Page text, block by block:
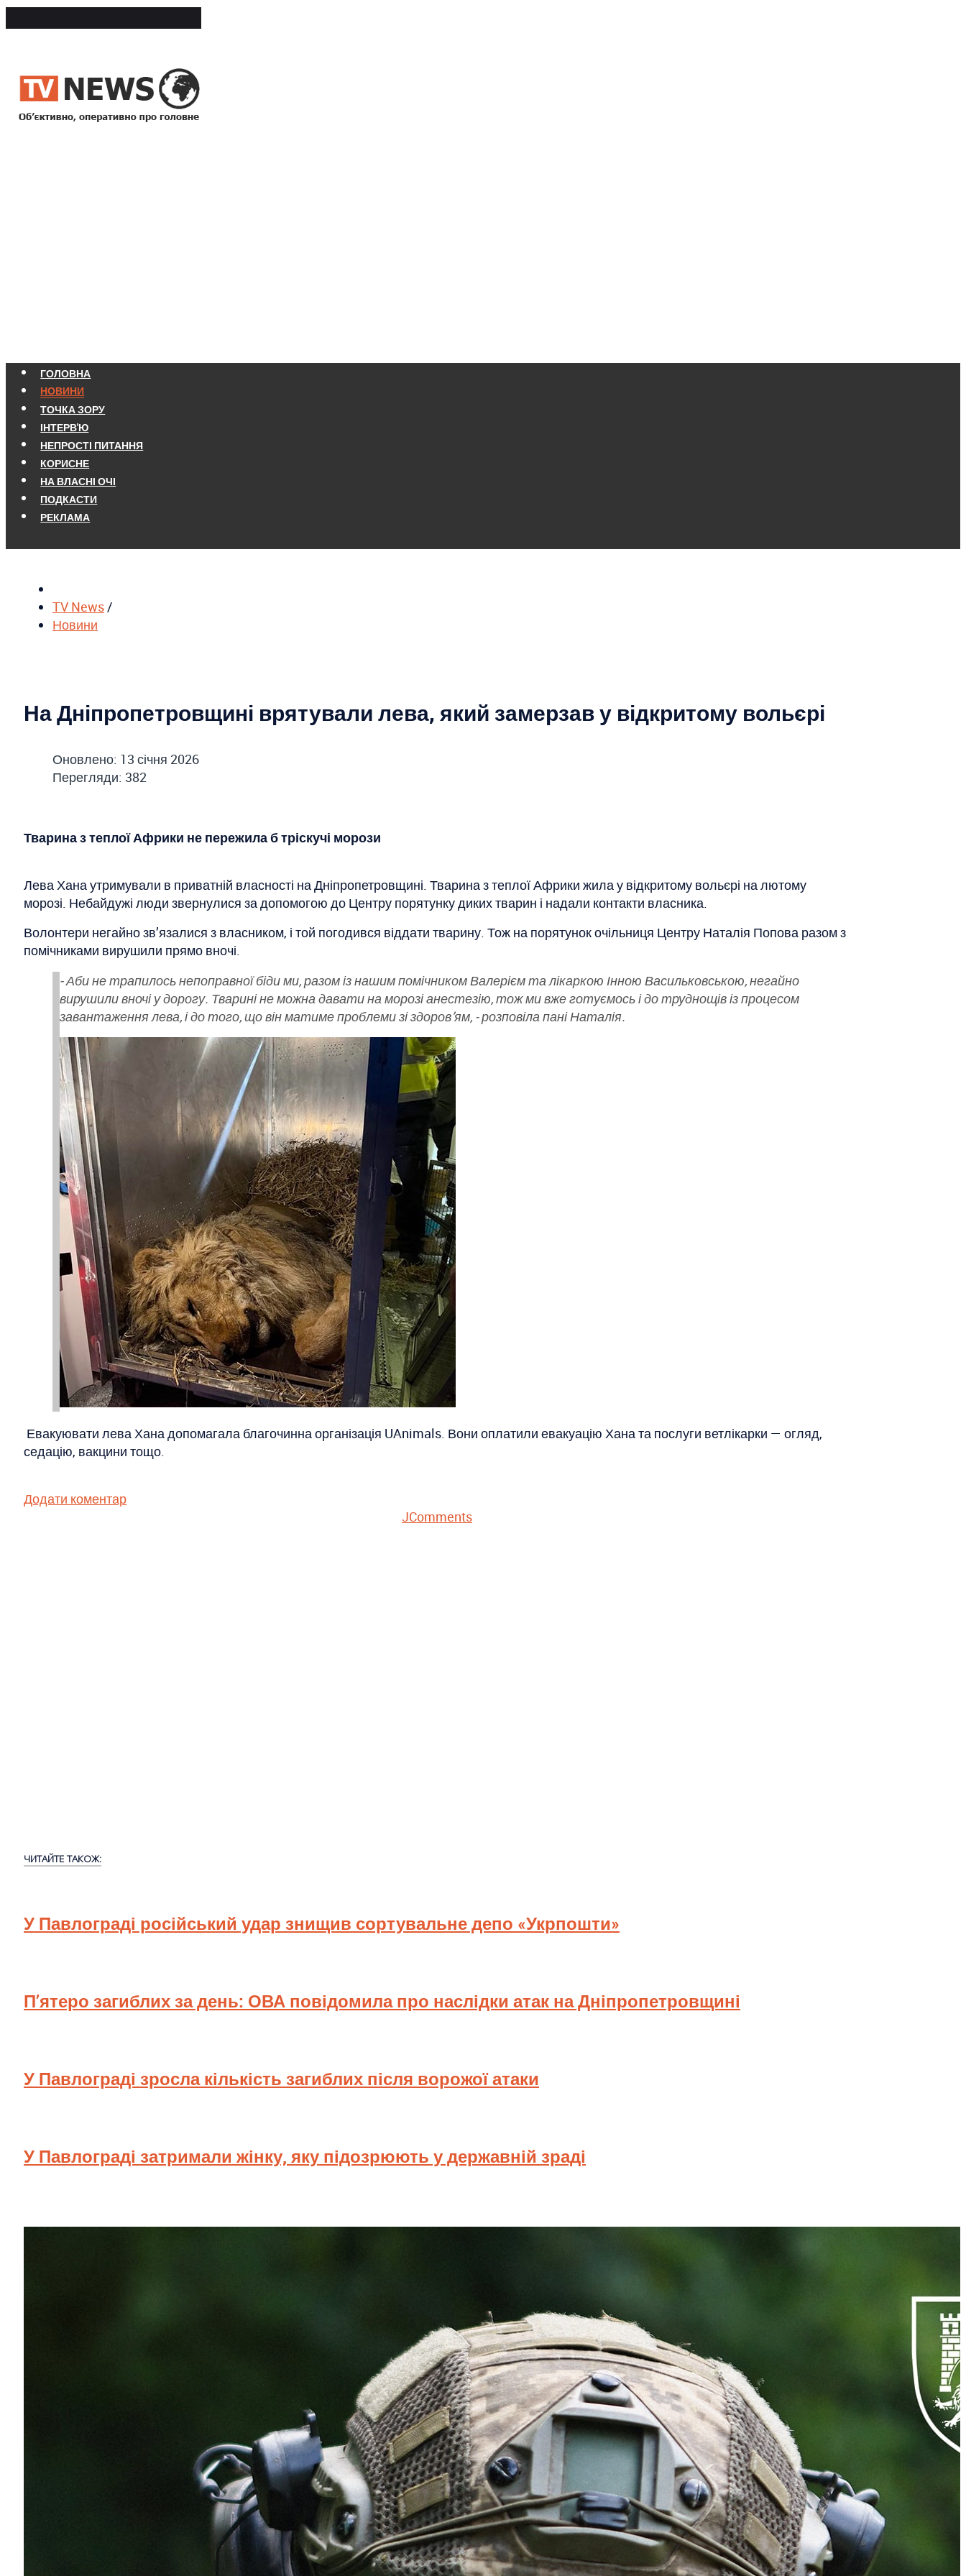
ГОЛОВНА
НОВИНИ
ТОЧКА ЗОРУ
ІНТЕРВ'Ю
НЕПРОСТІ ПИТАННЯ
КОРИСНЕ
НА ВЛАСНІ ОЧІ
ПОДКАСТИ
РЕКЛАМА
TV News /
Новини
На Дніпропетровщині врятували лева, який замерзав у відкритому вольєрі
Оновлено: 13 січня 2026
Перегляди: 382
Тварина з теплої Африки не пережила б тріскучі морози
Лева Хана утримували в приватній власності на Дніпропетровщині. Тварина з теплої Африки жила у відкритому вольєрі на лютому
морозі. Небайдужі люди звернулися за допомогою до Центру порятунку диких тварин і надали контакти власника.
Волонтери негайно зв’язалися з власником, і той погодився віддати тварину. Тож на порятунок очільниця Центру Наталія Попова разом з
помічниками вирушили прямо вночі.
- Аби не трапилось непоправної біди ми, разом із нашим помічником Валерієм та лікаркою Інною Васильковською, негайно
вирушили вночі у дорогу. Тварині не можна давати на морозі анестезію, тож ми вже готуємось і до труднощів із процесом
завантаження лева, і до того, що він матиме проблеми зі здоров’ям, - розповіла пані Наталія.
Евакуювати лева Хана допомагала благочинна організація UAnimals. Вони оплатили евакуацію Хана та послуги ветлікарки — огляд,
седацію, вакцини тощо.
Додати коментар
JComments
ЧИТАЙТЕ ТАКОЖ:
У Павлограді російський удар знищив сортувальне депо «Укрпошти»
П’ятеро загиблих за день: ОВА повідомила про наслідки атак на Дніпропетровщині
У Павлограді зросла кількість загиблих після ворожої атаки
У Павлограді затримали жінку, яку підозрюють у державній зраді